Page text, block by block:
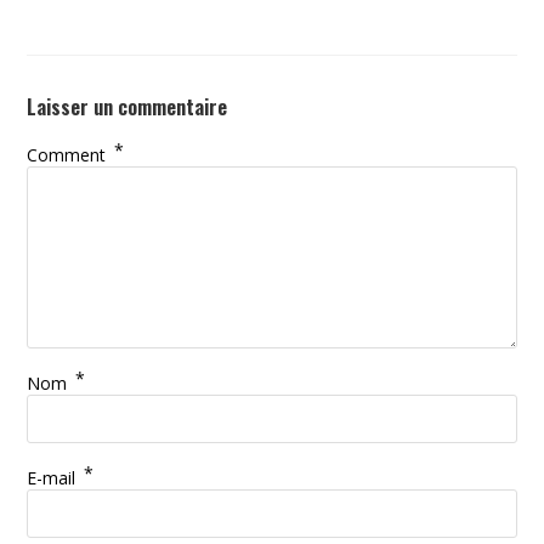
Laisser un commentaire
Comment *
Nom *
E-mail *